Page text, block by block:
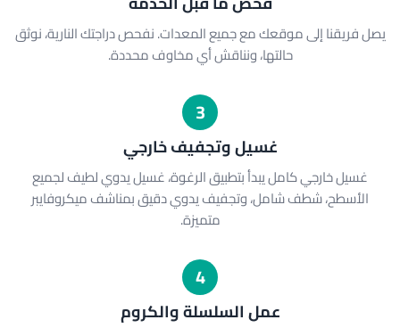
يصل فريقنا إلى موقعك مع جميع المعدات. نفحص دراجتك النارية، نوثق
حالتها، ونناقش أي مخاوف محددة.
3
غسيل وتجفيف خارجي
غسيل خارجي كامل يبدأ بتطبيق الرغوة، غسيل يدوي لطيف لجميع
الأسطح، شطف شامل، وتجفيف يدوي دقيق بمناشف ميكروفايبر
متميزة.
4
عمل السلسلة والكروم